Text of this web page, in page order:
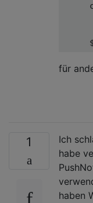
für
1
Ich
habe
haben